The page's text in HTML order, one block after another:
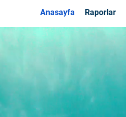
Anasayfa Raporlar